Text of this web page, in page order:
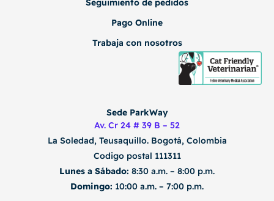
Seguimiento de pedidos
Pago Online
Trabaja con nosotros
Sede ParkWay
Av. Cr 24 # 39 B – 52
La Soledad, Teusaquillo. Bogotá, Colombia
Codigo postal 111311
Lunes a Sábado: 8:30 a.m. – 8:00 p.m.
Domingo: 10:00 a.m. – 7:00 p.m.